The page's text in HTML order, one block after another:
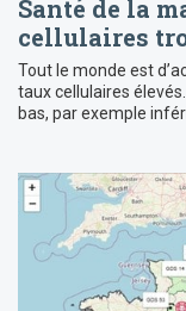
Santé de la
cellulaires
Tout le monde est
taux cellulaires
bas, par exemple